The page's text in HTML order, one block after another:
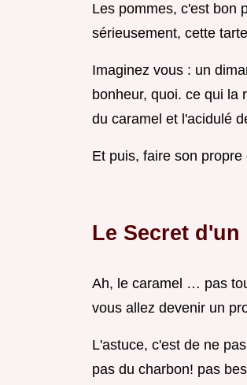
Les pommes, c'est bon
sérieusement, cette
Imaginez vous : un
bonheur, quoi. ce qui la
du caramel et l'acidulé
Et puis, faire son
Le Secret d'un
Ah, le caramel … pas
vous allez devenir un
L'astuce, c'est de ne
pas du charbon! pas